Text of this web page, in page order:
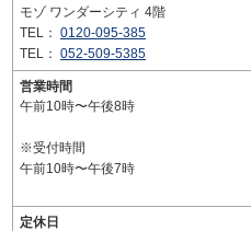
モゾ ワンダーシティ 4階
TEL： 0120-095-385
TEL： 052-509-5385
営業時間
午前10時〜午後8時
※受付時間
午前10時〜午後7時
定休日